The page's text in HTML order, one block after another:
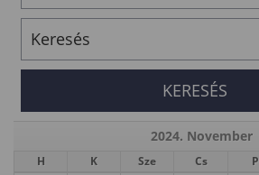
2024. November
H K Sze Cs P